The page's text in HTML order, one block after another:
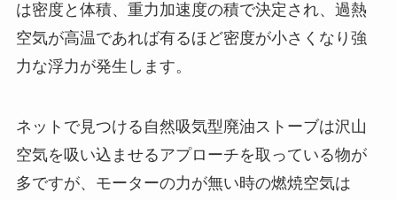
は密度と体積、重力加速度の積で決定され、過熱
空気が高温であれば有るほど密度が小さくなり強
力な浮力が発生します。
ネットで見つける自然吸気型廃油ストーブは沢山
空気を吸い込ませるアプローチを取っている物が
多ですが、モーターの力が無い時の燃焼空気は